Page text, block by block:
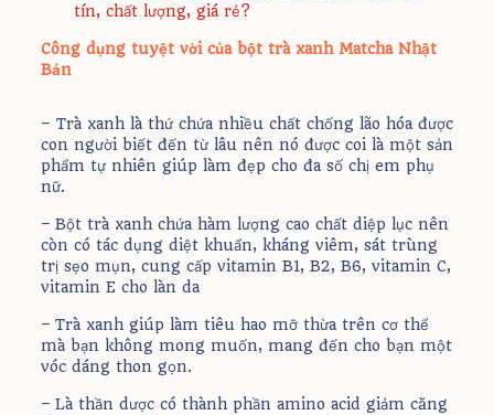
tín, chất lượng, giá rẻ?
Công dụng tuyệt vời của bột trà xanh Matcha Nhật
Bản
– Trà xanh là thứ chứa nhiều chất chống lão hóa được
con người biết đến từ lâu nên nó được coi là một sản
phẩm tự nhiên giúp làm đẹp cho đa số chị em phụ
nữ.
– Bột trà xanh chứa hàm lượng cao chất diệp lục nên
còn có tác dụng diệt khuẩn, kháng viêm, sát trùng
trị sẹo mụn, cung cấp vitamin B1, B2, B6, vitamin C,
vitamin E cho làn da
– Trà xanh giúp làm tiêu hao mỡ thừa trên cơ thể
mà bạn không mong muốn, mang đến cho bạn một
vóc dáng thon gọn.
– Là thần dược có thành phần amino acid giảm căng